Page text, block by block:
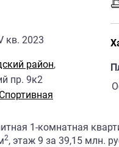
кв. 2023
район,
пр. 9к2
Спортивная
1-комнатная
2, этаж 9 за 39,15 млн.